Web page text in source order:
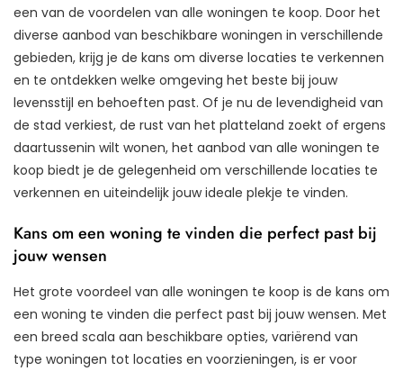
een van de voordelen van alle woningen te koop. Door het
diverse aanbod van beschikbare woningen in verschillende
gebieden, krijg je de kans om diverse locaties te verkennen
en te ontdekken welke omgeving het beste bij jouw
levensstijl en behoeften past. Of je nu de levendigheid van
de stad verkiest, de rust van het platteland zoekt of ergens
daartussenin wilt wonen, het aanbod van alle woningen te
koop biedt je de gelegenheid om verschillende locaties te
verkennen en uiteindelijk jouw ideale plekje te vinden.
Kans om een woning te vinden die perfect past bij
jouw wensen
Het grote voordeel van alle woningen te koop is de kans om
een woning te vinden die perfect past bij jouw wensen. Met
een breed scala aan beschikbare opties, variërend van
type woningen tot locaties en voorzieningen, is er voor